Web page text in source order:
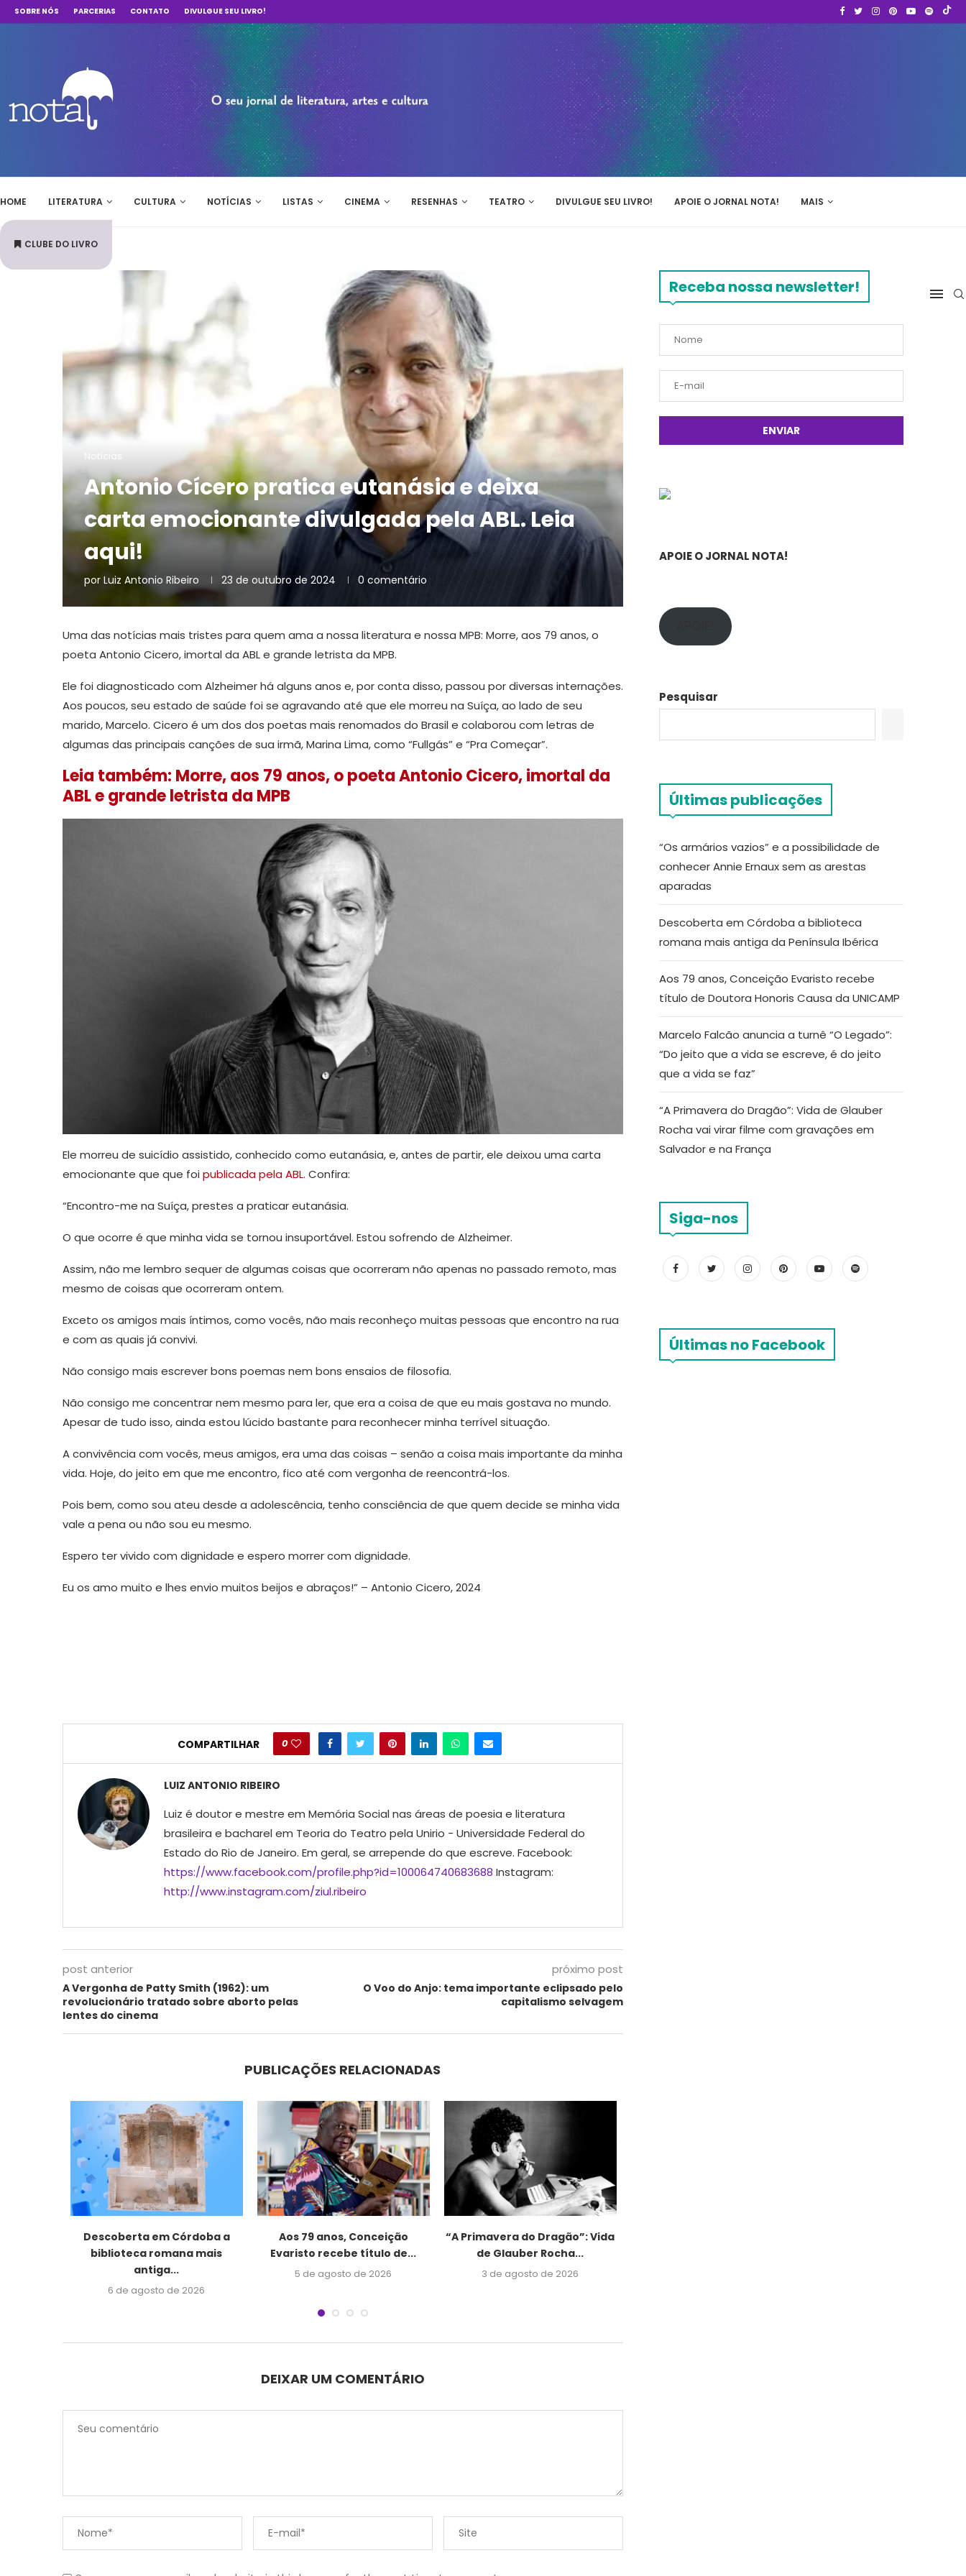
SOBRE NÓS PARCERIAS CONTATO DIVULGUE SEU LIVRO!
HOME LITERATURA CULTURA NOTÍCIAS LISTAS CINEMA RESENHAS TEATRO DIVULGUE SEU LIVRO! APOIE O JORNAL NOTA! MAIS
CLUBE DO LIVRO
Notícias
Antonio Cícero pratica eutanásia e deixa
carta emocionante divulgada pela ABL. Leia
aqui!
por Luiz Antonio Ribeiro 23 de outubro de 2024 0 comentário
Uma das notícias mais tristes para quem ama a nossa literatura e nossa MPB: Morre, aos 79 anos, o
poeta Antonio Cicero, imortal da ABL e grande letrista da MPB.
Ele foi diagnosticado com Alzheimer há alguns anos e, por conta disso, passou por diversas internações.
Aos poucos, seu estado de saúde foi se agravando até que ele morreu na Suíça, ao lado de seu
marido, Marcelo. Cicero é um dos dos poetas mais renomados do Brasil e colaborou com letras de
algumas das principais canções de sua irmã, Marina Lima, como “Fullgás” e “Pra Começar”.
Leia também: Morre, aos 79 anos, o poeta Antonio Cicero, imortal da
ABL e grande letrista da MPB
Ele morreu de suicídio assistido, conhecido como eutanásia, e, antes de partir, ele deixou uma carta
emocionante que que foi publicada pela ABL. Confira:
“Encontro-me na Suíça, prestes a praticar eutanásia.
O que ocorre é que minha vida se tornou insuportável. Estou sofrendo de Alzheimer.
Assim, não me lembro sequer de algumas coisas que ocorreram não apenas no passado remoto, mas
mesmo de coisas que ocorreram ontem.
Exceto os amigos mais íntimos, como vocês, não mais reconheço muitas pessoas que encontro na rua
e com as quais já convivi.
Não consigo mais escrever bons poemas nem bons ensaios de filosofia.
Não consigo me concentrar nem mesmo para ler, que era a coisa de que eu mais gostava no mundo.
Apesar de tudo isso, ainda estou lúcido bastante para reconhecer minha terrível situação.
A convivência com vocês, meus amigos, era uma das coisas – senão a coisa mais importante da minha
vida. Hoje, do jeito em que me encontro, fico até com vergonha de reencontrá-los.
Pois bem, como sou ateu desde a adolescência, tenho consciência de que quem decide se minha vida
vale a pena ou não sou eu mesmo.
Espero ter vivido com dignidade e espero morrer com dignidade.
Eu os amo muito e lhes envio muitos beijos e abraços!” – Antonio Cicero, 2024
COMPARTILHAR 0
LUIZ ANTONIO RIBEIRO
Luiz é doutor e mestre em Memória Social nas áreas de poesia e literatura
brasileira e bacharel em Teoria do Teatro pela Unirio - Universidade Federal do
Estado do Rio de Janeiro. Em geral, se arrepende do que escreve. Facebook:
https://www.facebook.com/profile.php?id=100064740683688 Instagram:
http://www.instagram.com/ziul.ribeiro
post anterior
A Vergonha de Patty Smith (1962): um
revolucionário tratado sobre aborto pelas
lentes do cinema
próximo post
O Voo do Anjo: tema importante eclipsado pelo
capitalismo selvagem
PUBLICAÇÕES RELACIONADAS
Descoberta em Córdoba a
biblioteca romana mais
antiga...
6 de agosto de 2026
Aos 79 anos, Conceição
Evaristo recebe título de...
5 de agosto de 2026
“A Primavera do Dragão”: Vida
de Glauber Rocha...
3 de agosto de 2026
DEIXAR UM COMENTÁRIO
Receba nossa newsletter!
APOIE O JORNAL NOTA!
Pesquisar
Últimas publicações
“Os armários vazios” e a possibilidade de
conhecer Annie Ernaux sem as arestas
aparadas
Descoberta em Córdoba a biblioteca
romana mais antiga da Península Ibérica
Aos 79 anos, Conceição Evaristo recebe
título de Doutora Honoris Causa da UNICAMP
Marcelo Falcão anuncia a turnê “O Legado”:
“Do jeito que a vida se escreve, é do jeito
que a vida se faz”
“A Primavera do Dragão”: Vida de Glauber
Rocha vai virar filme com gravações em
Salvador e na França
Siga-nos
Últimas no Facebook